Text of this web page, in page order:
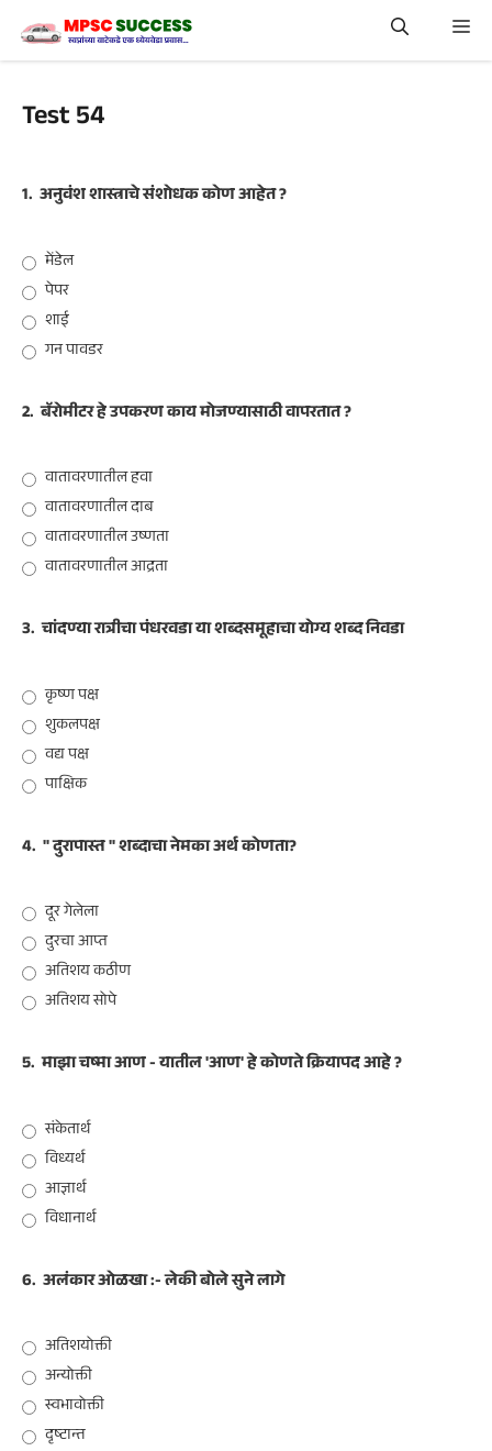
content
Test 54
1. अनुवंश शास्त्राचे संशोधक कोण आहेत ?
मेंडेल
पेपर
शाई
गन पावडर
2. बॅरोमीटर हे उपकरण काय मोजण्यासाठी वापरतात ?
वातावरणातील हवा
वातावरणातील दाब
वातावरणातील उष्णता
वातावरणातील आद्रता
3. चांदण्या रात्रीचा पंधरवडा या शब्दसमूहाचा योग्य शब्द निवडा
कृष्ण पक्ष
शुकलपक्ष
वद्य पक्ष
पाक्षिक
4. " दुरापास्त " शब्दाचा नेमका अर्थ कोणता?
दूर गेलेला
दुरचा आप्त
अतिशय कठीण
अतिशय सोपे
5. माझा चष्मा आण - यातील 'आण' हे कोणते क्रियापद आहे ?
संकेतार्थ
विध्यर्थ
आज्ञार्थ
विधानार्थ
6. अलंकार ओळखा :- लेकी बोले सुने लागे
अतिशयोक्ती
अन्योक्ती
स्वभावोक्ती
दृष्टान्त